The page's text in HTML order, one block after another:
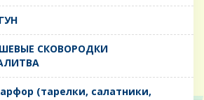
СКОВОРОДКИ
(тарелки, салатники,